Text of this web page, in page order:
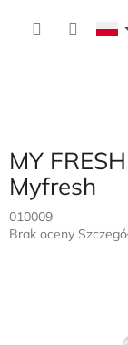
MY
Myfresh
010009
Średnia
Brak oceny